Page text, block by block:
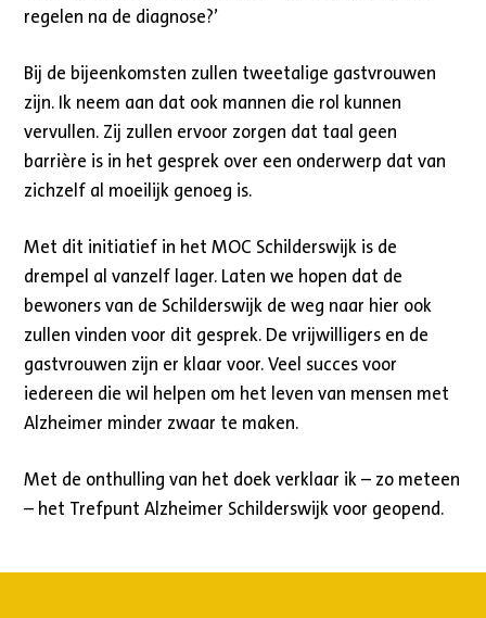
regelen na de diagnose?’
Bij de bijeenkomsten zullen tweetalige gastvrouwen
zijn. Ik neem aan dat ook mannen die rol kunnen
vervullen. Zij zullen ervoor zorgen dat taal geen
barrière is in het gesprek over een onderwerp dat van
zichzelf al moeilijk genoeg is.
Met dit initiatief in het MOC Schilderswijk is de
drempel al vanzelf lager. Laten we hopen dat de
bewoners van de Schilderswijk de weg naar hier ook
zullen vinden voor dit gesprek. De vrijwilligers en de
gastvrouwen zijn er klaar voor. Veel succes voor
iedereen die wil helpen om het leven van mensen met
Alzheimer minder zwaar te maken.
Met de onthulling van het doek verklaar ik – zo meteen
– het Trefpunt Alzheimer Schilderswijk voor geopend.